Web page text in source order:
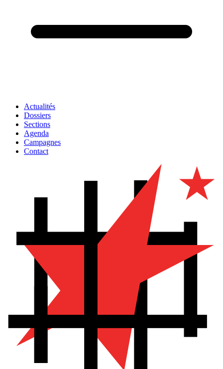
Actualités
Dossiers
Sections
Agenda
Campagnes
Contact